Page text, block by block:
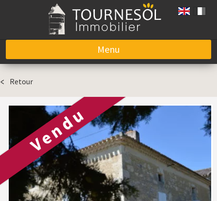
Menu
Aller au contenu
Retour
Vendu